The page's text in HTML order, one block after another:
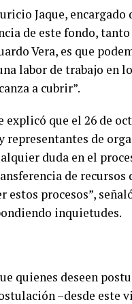
Jaque,
de este fondo,
Vera, es que
labor de trabajo en
a cubrir”.
explicó que el 26 de
representantes de
duda en el
de
estos procesos”,
inquietudes.
quienes deseen
–desde este